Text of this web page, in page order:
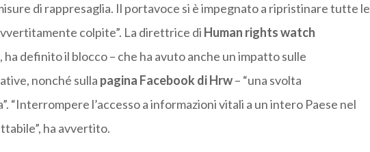
di rappresaglia. Il portavoce si è impegnato a ripristinare tutte le
colpite”. La direttrice di Human rights watch
, ha definito il blocco – che ha avuto anche un impatto sulle
nonché sulla pagina Facebook di Hrw– “una svolta
“Interrompere l’accesso a informazioni vitali a un intero Paese nel
ha avvertito.